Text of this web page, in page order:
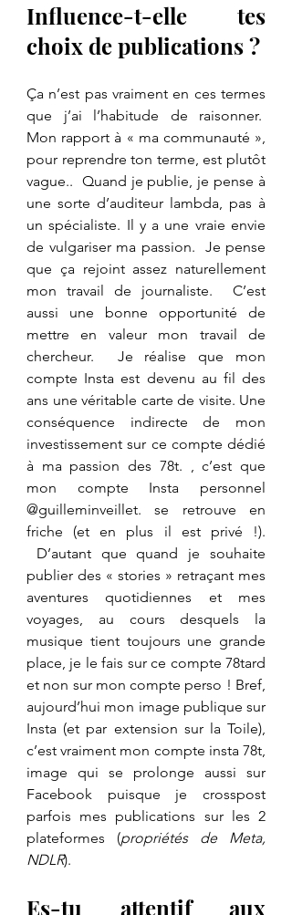
Influence-t-elle tes
choix de publications ?
Ça n’est pas vraiment en ces termes
que j’ai l’habitude de raisonner.
Mon rapport à « ma communauté »,
pour reprendre ton terme, est plutôt
vague..  Quand je publie, je pense à
une sorte d’auditeur lambda, pas à
un spécialiste. Il y a une vraie envie
de vulgariser ma passion.  Je pense
que ça rejoint assez naturellement
mon travail de journaliste.  C’est
aussi une bonne opportunité de
mettre en valeur mon travail de
chercheur.  Je réalise que mon
compte Insta est devenu au fil des
ans une véritable carte de visite. Une
conséquence indirecte de mon
investissement sur ce compte dédié
à ma passion des 78t. , c’est que
mon compte Insta personnel
@guilleminveillet. se retrouve en
friche (et en plus il est privé !).
D’autant que quand je souhaite
publier des « stories » retraçant mes
aventures quotidiennes et mes
voyages, au cours desquels la
musique tient toujours une grande
place, je le fais sur ce compte 78tard
et non sur mon compte perso ! Bref,
aujourd’hui mon image publique sur
Insta (et par extension sur la Toile),
c’est vraiment mon compte insta 78t,
image qui se prolonge aussi sur
Facebook puisque je crosspost
parfois mes publications sur les 2
plateformes (propriétés de Meta,
NDLR).
Es-tu attentif aux